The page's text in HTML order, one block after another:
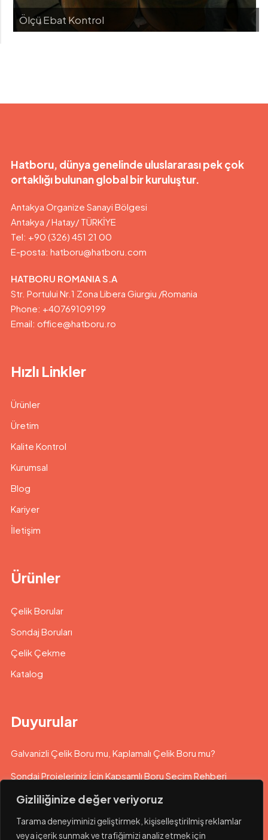
Gizliliğinize değer veriyoruz
Tarama deneyiminizi geliştirmek, kişiselleştirilmiş reklamlar
veya içerik sunmak ve trafiğimizi analiz etmek için
Ölçü Ebat Kontrol
Hatboru, dünya genelinde uluslararası pek çok
ortaklığı bulunan global bir kuruluştur.
Antakya Organize Sanayi Bölgesi
Antakya / Hatay/ TÜRKİYE
Tel: +90 (326) 451 21 00
E-posta: hatboru@hatboru.com
HATBORU ROMANIA S.A
Str. Portului Nr.1 Zona Libera Giurgiu /Romania
Phone: +40769109199
Email: office@hatboru.ro
Hızlı Linkler
Ürünler
Üretim
Kalite Kontrol
Kurumsal
Blog
Kariyer
İletişim
Ürünler
Çelik Borular
Sondaj Boruları
Çelik Çekme
Katalog
Duyurular
Galvanizli Çelik Boru mu, Kaplamalı Çelik Boru mu?
Sondaj Projeleriniz İçin Kapsamlı Boru Seçim Rehberi
Su Kuyusu Sondajlarında Doğru Boru Seçimi